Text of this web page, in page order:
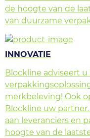
de hoogte van de
van duurzame
INNOVATIE
Blockline adviseert
merkbeleving! Ook
Blockline uw
aan leveranciers en
hoogte van de